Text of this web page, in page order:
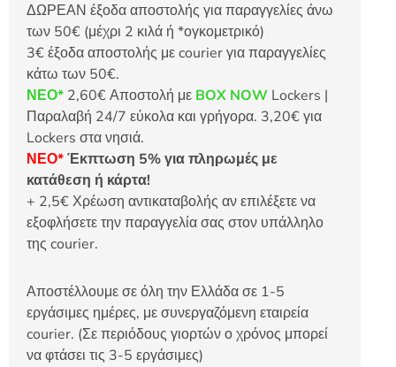
ΔΩΡΕΑΝ έξοδα αποστολής για παραγγελίες άνω
των 50€ (μέχρι 2 κιλά ή *ογκομετρικό)
3€ έξοδα αποστολής με courier για παραγγελίες
κάτω των 50€.
ΝΕΟ* 2,60€ Αποστολή με BOX NOW Lockers |
Παραλαβή 24/7 εύκολα και γρήγορα. 3,20€ για
Lockers στα νησιά.
ΝΕΟ*Έκπτωση 5% για πληρωμές με
κατάθεση ή κάρτα!
+ 2,5€ Χρέωση αντικαταβολής αν επιλέξετε να
εξοφλήσετε την παραγγελία σας στον υπάλληλο
της courier.
Αποστέλλουμε σε όλη την Ελλάδα σε 1-5
εργάσιμες ημέρες, με συνεργαζόμενη εταιρεία
courier. (Σε περιόδους γιορτών ο χρόνος μπορεί
να φτάσει τις 3-5 εργάσιμες)